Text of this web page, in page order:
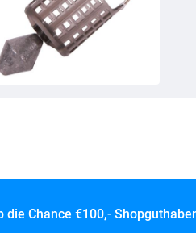
die Chance €100,-